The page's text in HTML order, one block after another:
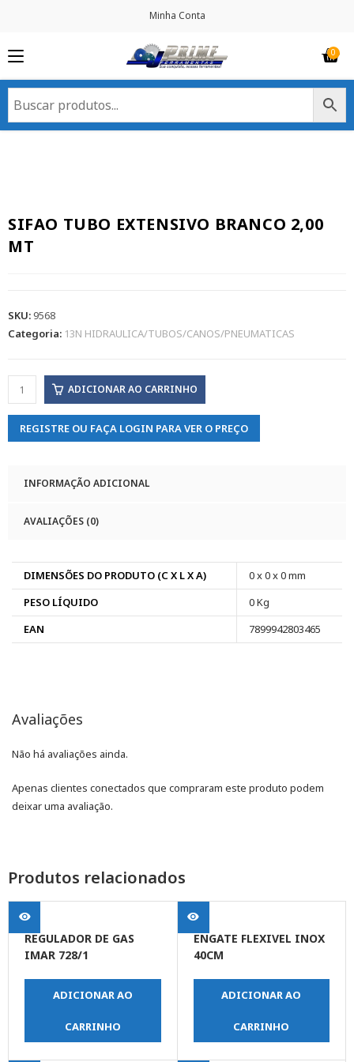
Minha Conta
SIFAO TUBO EXTENSIVO BRANCO 2,00
MT
SKU:9568
Categoria: 13N HIDRAULICA/TUBOS/CANOS/PNEUMATICAS
ADICIONAR AO CARRINHO
REGISTRE OU FAÇA LOGIN PARA VER O PREÇO
INFORMAÇÃO ADICIONAL
AVALIAÇÕES (0)
DIMENSÕES DO PRODUTO (C X L X A)
0 x 0 x 0 mm
PESO LÍQUIDO
0 Kg
EAN
7899942803465
Avaliações
Não há avaliações ainda.
Apenas clientes conectados que compraram este produto podem
deixar uma avaliação.
Produtos relacionados
REGULADOR DE GAS
IMAR 728/1
ADICIONAR AO
CARRINHO
ENGATE FLEXIVEL INOX
40CM
ADICIONAR AO
CARRINHO